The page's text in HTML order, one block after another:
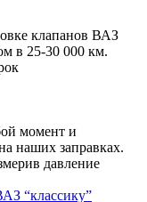
клапанов ВАЗ
в 25-30 000 км.
момент и
наших заправках.
давление
“классику”